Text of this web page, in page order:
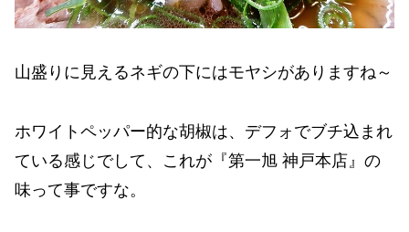
山盛りに見えるネギの下にはモヤシがありますね～
ホワイトペッパー的な胡椒は、デフォでブチ込まれ
ている感じでして、これが『第一旭 神戸本店』の
味って事ですな。